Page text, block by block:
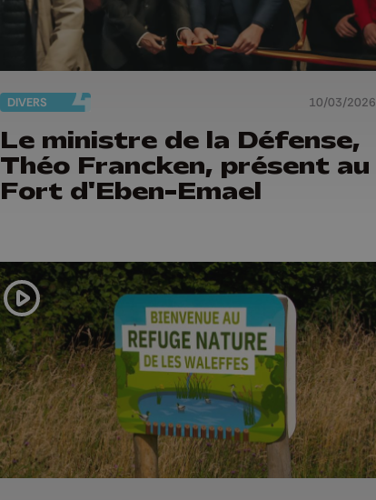
DIVERS 10/03/2026
Le ministre de la Défense,
Théo Francken, présent au
Fort d'Eben-Emael